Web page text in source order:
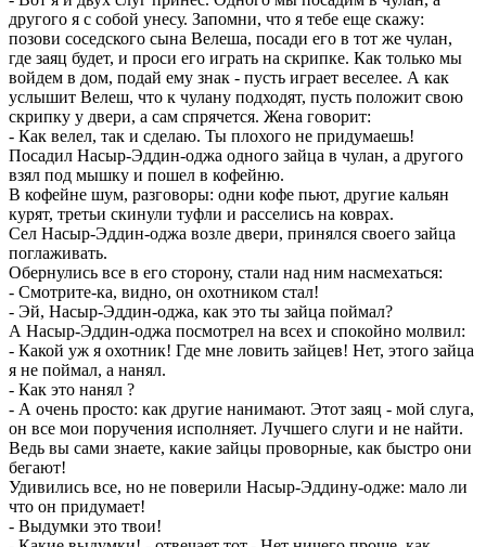
другого я с собой унесу. Запомни, что я тебе еще скажу:
позови соседского сына Велеша, посади его в тот же чулан,
где заяц будет, и проси его играть на скрипке. Как только мы
войдем в дом, подай ему знак - пусть играет веселее. А как
услышит Велеш, что к чулану подходят, пусть положит свою
скрипку у двери, а сам спрячется. Жена говорит:
- Как велел, так и сделаю. Ты плохого не придумаешь!
Посадил Насыр-Эддин-оджа одного зайца в чулан, а другого
взял под мышку и пошел в кофейню.
В кофейне шум, разговоры: одни кофе пьют, другие кальян
курят, третьи скинули туфли и расселись на коврах.
Сел Насыр-Эддин-оджа возле двери, принялся своего зайца
поглаживать.
Обернулись все в его сторону, стали над ним насмехаться:
- Смотрите-ка, видно, он охотником стал!
- Эй, Насыр-Эддин-оджа, как это ты зайца поймал?
А Насыр-Эддин-оджа посмотрел на всех и спокойно молвил:
- Какой уж я охотник! Где мне ловить зайцев! Нет, этого зайца
я не поймал, а нанял.
- Как это нанял ?
- А очень просто: как другие нанимают. Этот заяц - мой слуга,
он все мои поручения исполняет. Лучшего слуги и не найти.
Ведь вы сами знаете, какие зайцы проворные, как быстро они
бегают!
Удивились все, но не поверили Насыр-Эддину-одже: мало ли
что он придумает!
- Выдумки это твои!